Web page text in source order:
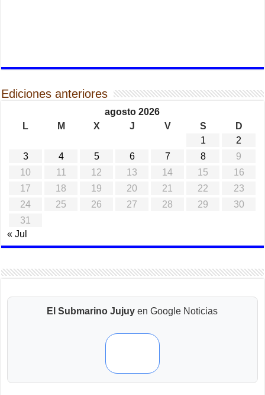
Ediciones anteriores
agosto 2026
L
M X J V S
D
1
2
3
4 5 6 7 8
9
10
11 12 13 14 15
16
17
18 19 20 21 22
23
24
25 26 27 28 29
30
31
« Jul
El Submarino Jujuy en Google Noticias